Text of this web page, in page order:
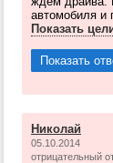
автомобиля и
Показать
Показать
Николай
05.10.2014
отрицательный